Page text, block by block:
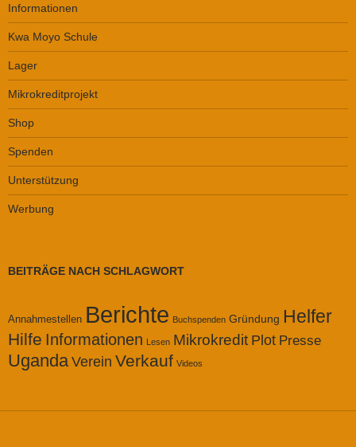
Informationen
Kwa Moyo Schule
Lager
Mikrokreditprojekt
Shop
Spenden
Unterstützung
Werbung
BEITRÄGE NACH SCHLAGWORT
Annahmestellen Berichte Buchspenden Gründung Helfer
Hilfe Informationen Lesen Mikrokredit Plot Presse
Uganda Verein Verkauf Videos